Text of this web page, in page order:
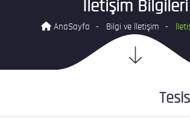
İletişim Bilgileri
AnaSayfa Bilgi ve İletişim